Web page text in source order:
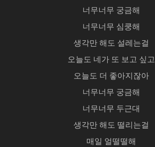
너무너무 궁금해
너무너무 심쿵해
생각만 해도 설레는걸
오늘도 네가 또 보고 싶고
오늘도 더 좋아지잖아
너무너무 궁금해
너무너무 두근대
생각만 해도 떨리는걸
매일 얼떨떨해